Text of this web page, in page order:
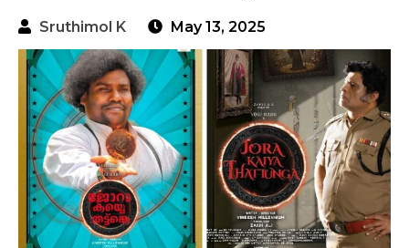
Sruthimol K May 13, 2025